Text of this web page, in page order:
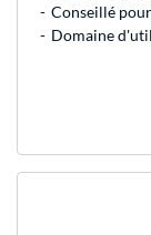
Conseillé
Domaine